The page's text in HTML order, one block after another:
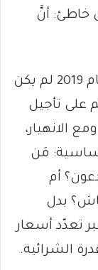
خاطئ: أنَّ
في الواقع، ما انهار في لبنان منذ العام 2019 لم يكن
على تأجيل
الانهيار،
مَن
أم
بدل
تعدّد أسعار
الشرائية.